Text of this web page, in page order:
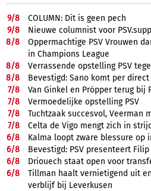
9/8
COLUMN: Dit is geen pech
9/8
Nieuwe columnist voor
8/8
Oppermachtige PSV Vrouwen
in Champions League
8/8
Verrassende opstelling PSV
8/8
Bevestigd: Sano komt per direct
7/8
Van Ginkel en Pröpper terug bij
7/8
Vermoedelijke opstelling PSV
7/8
Tuchtzaak succesvol, Veerman
7/8
Celta de Vigo mengt zich in
6/8
Kalma loopt zware blessure op
6/8
Bevestigd: PSV presenteert
6/8
Driouech staat open voor
6/8
Tillman haalt vernietigend uit
verblijf bij Leverkusen